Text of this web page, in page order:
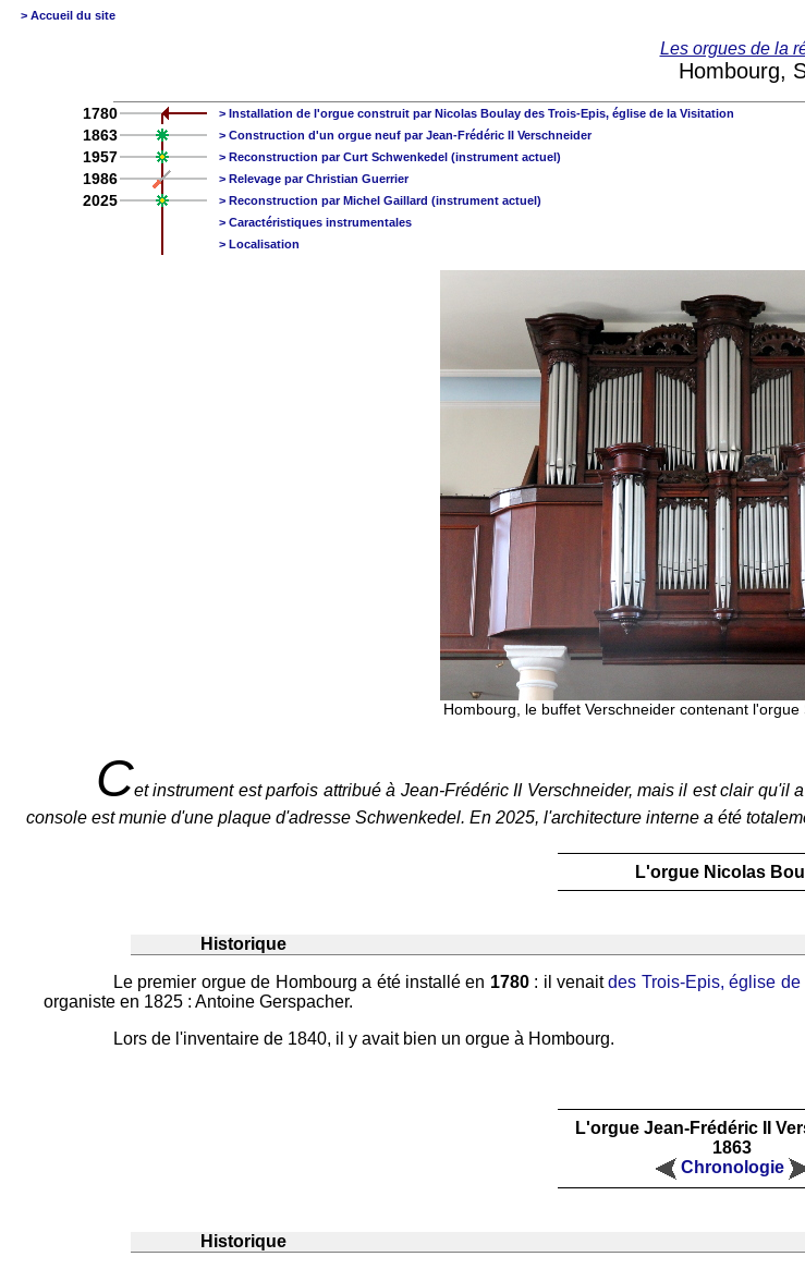
> Accueil du site
Les orgues de la
Hombourg,
1780 > Installation de l'orgue construit par Nicolas Boulay des Trois-Epis, église de la Visitation
1863 > Construction d'un orgue neuf par Jean-Frédéric II Verschneider
1957 > Reconstruction par Curt Schwenkedel (instrument actuel)
1986 > Relevage par Christian Guerrier
2025
> Reconstruction par Michel Gaillard (instrument actuel)
> Caractéristiques instrumentales
> Localisation
Hombourg, le buffet Verschneider contenant l'orgue
Cet instrument est parfois attribué à Jean-Frédéric II Verschneider, mais il est clair
console est munie d'une plaque d'adresse Schwenkedel. En 2025, l'architecture interne a été
L'orgue Nicolas
Historique
Le premier orgue de Hombourg a été installé en 1780: il venaitdes Trois-Epis, église
organiste en 1825 : Antoine Gerspacher.
Lors de l'inventaire de 1840, il y avait bien un orgue à Hombourg.
L'orgue Jean-Frédéric II
1863
Chronologie
Historique